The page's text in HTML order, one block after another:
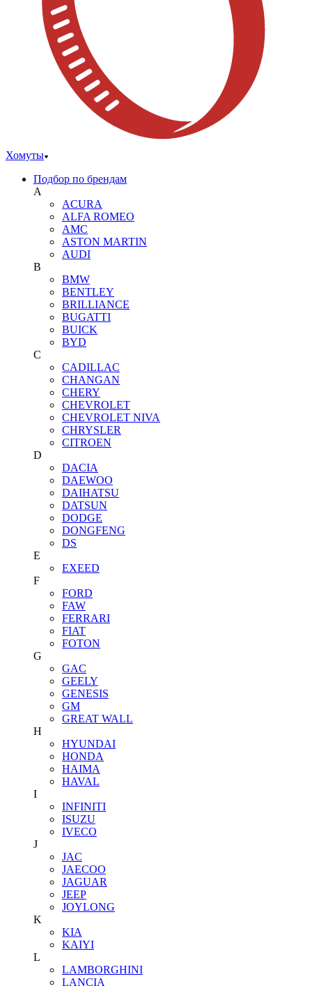
Хомуты
Подбор по брендам
A
ACURA
ALFA ROMEO
AMC
ASTON MARTIN
AUDI
B
BMW
BENTLEY
BRILLIANCE
BUGATTI
BUICK
BYD
C
CADILLAC
CHANGAN
CHERY
CHEVROLET
CHEVROLET NIVA
CHRYSLER
CITROEN
D
DACIA
DAEWOO
DAIHATSU
DATSUN
DODGE
DONGFENG
DS
E
EXEED
F
FORD
FAW
FERRARI
FIAT
FOTON
G
GAC
GEELY
GENESIS
GM
GREAT WALL
H
HYUNDAI
HONDA
HAIMA
HAVAL
I
INFINITI
ISUZU
IVECO
J
JAC
JAECOO
JAGUAR
JEEP
JOYLONG
K
KIA
KAIYI
L
LAMBORGHINI
LANCIA